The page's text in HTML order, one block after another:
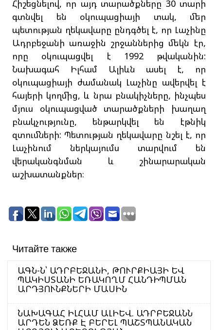
Հիշեցնելով, որ այդ տարածքները 30 տարի
գտնվել են օկուպացիայի տակ, մեր
պետության ղեկավարը ընդգծել է, որ Լաչինը
Ադրբեջանի առաջին շրջաններից մեկն էր,
որը օկուպացվել է 1992 թվականին:
Նախագահ Իլհամ Ալիևն ասել է, որ
օկուպացիայի ժամանակ Լաչինը ավերվել է
հայերի կողմից, և նրա բնակիչները, ինչպես
մյուս օկուպացված տարածքների խաղաղ
բնակչությունը, ենթարկվել են էթնիկ
զտումների: Պետության ղեկավարը նշել է, որ
Լաչինում ներկայումս տարվում են
վերականգնման և շինարարական
աշխատանքներ։
Читайте также
ԱԳՆ-Ն՝ ԱԴՐԲԵՋԱՆԻ, ԹՈՒՐՔԻԱՅԻ ԵՎ
ՊԱԿԻՍՏԱՆԻ ԵՌԱԿՈՂՄ ՀԱՆԴԻՊՄԱՆ
ԱՐԴՅՈՒՆՔՆԵՐԻ ՄԱՍԻՆ
ՆԱԽԱԳԱՀ ԻԼՀԱՄ ԱԼԻԵՎ. ԱԴՐԲԵՋԱՆՆ
ԱՐԴԵՆ ՁԵՌՔ Է ԲԵՐԵԼ ՊԱՇՏՊԱՆԱԿԱՆ